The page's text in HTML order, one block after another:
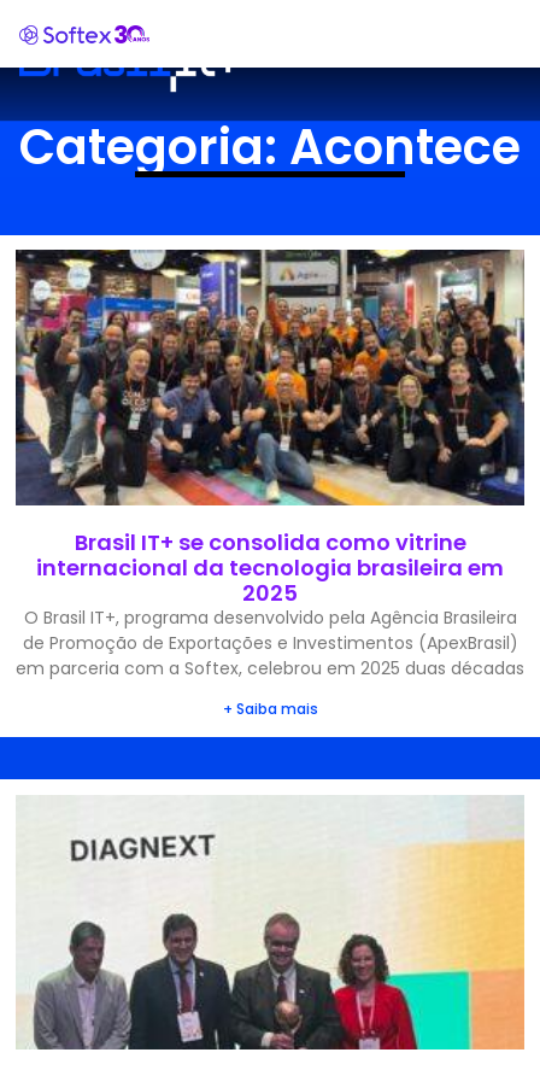
Categoria: Acontece
Brasil IT+ se consolida como vitrine
internacional da tecnologia brasileira em
2025
O Brasil IT+, programa desenvolvido pela Agência Brasileira
de Promoção de Exportações e Investimentos (ApexBrasil)
em parceria com a Softex, celebrou em 2025 duas décadas
+ Saiba mais